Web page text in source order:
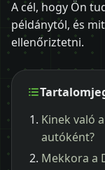
A cél, hogy Ön
példánytól, és
ellenőriztetni.
Kinek való
autóként?
Mekkora a